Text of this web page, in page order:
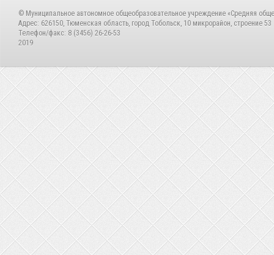
© Муниципальное автономное общеобразовательное учреждение «Средняя
Адрес: 626150, Тюменская область, город Тобольск, 10 микрорайон, строение 53
Телефон/факс: 8 (3456) 26-26-53
2019